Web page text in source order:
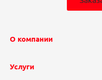
О компании
Услуги